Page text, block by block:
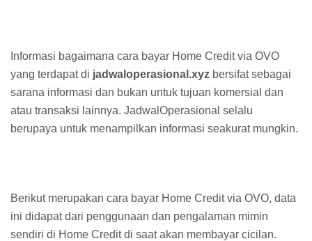
Informasi bagaimana cara bayar Home Credit via OVO
yang terdapat di jadwaloperasional.xyz bersifat sebagai
sarana informasi dan bukan untuk tujuan komersial dan
atau transaksi lainnya. JadwalOperasional selalu
berupaya untuk menampilkan informasi seakurat mungkin.
Berikut merupakan cara bayar Home Credit via OVO, data
ini didapat dari penggunaan dan pengalaman mimin
sendiri di Home Credit di saat akan membayar cicilan.